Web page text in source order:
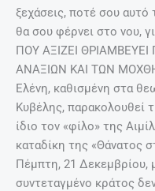
ξεχάσεις, ποτέ σου αυτό
θα σου φέρνει στο νου,
ΠΟΥ ΑΞΙΖΕΙ
ΑΝΑΞΙΩΝ ΚΑΙ ΤΩΝ
Ελένη, καθισμένη στα
Κυβέλης, παρακολουθεί
ίδιο τον «φίλο» της
καταδίκη της «Θάνατος
Πέμπτη, 21 Δεκεμβρίου,
συντεταγμένο κράτος